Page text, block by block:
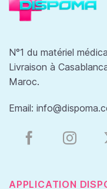
N°1 du matériel
Livraison à
Maroc.
Email:
APPLICATION